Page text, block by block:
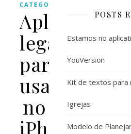
CATEGORIA
Aplicativos
legais
para
usar
no
iPhone
POSTS
Estamos no
YouVersion
Kit de textos para
Igrejas
Modelo de